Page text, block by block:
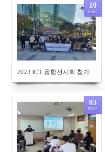
2023 ICT 융합전시회 참가
10
DEC
894
03
MAY
902